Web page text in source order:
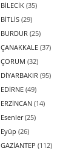
BİLECİK (35)
BİTLİS (29)
BURDUR (25)
ÇANAKKALE (37)
ÇORUM (32)
DİYARBAKIR (95)
EDİRNE (49)
ERZİNCAN (14)
Esenler(25)
Eyüp (26)
GAZİANTEP (112)